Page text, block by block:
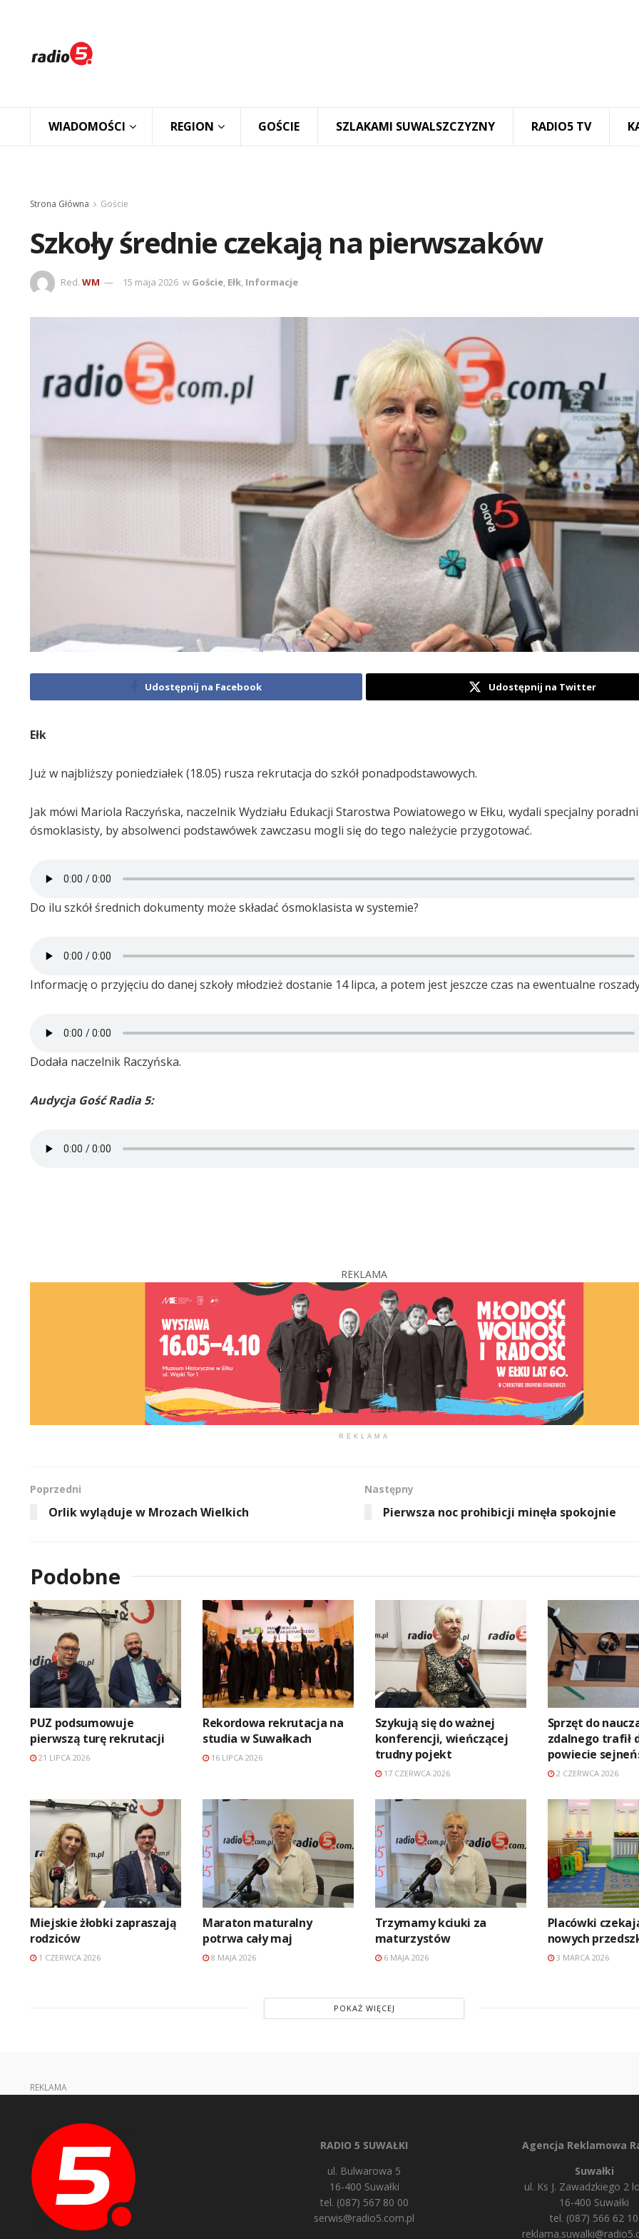
WIADOMOŚCI REGION GOŚCIE SZLAKAMI SUWALSZCZYZNY RADIO5 TV
Strona Główna Goście
Szkoły średnie czekają na pierwszaków
Red. WM 15 maja 2026 w Goście, Ełk, Informacje
Udostępnij na Facebook Udostępnij na Twitter
Ełk
Już w najbliższy poniedziałek (18.05) rusza rekrutacja do szkół ponadpodstawowych.
Jak mówi Mariola Raczyńska, naczelnik Wydziału Edukacji Starostwa Powiatowego w Ełku, wydali specjalny
ósmoklasisty, by absolwenci podstawówek zawczasu mogli się do tego należycie przygotować.
Do ilu szkół średnich dokumenty może składać ósmoklasista w systemie?
Informację o przyjęciu do danej szkoły młodzież dostanie 14 lipca, a potem jest jeszcze czas na ewentualne
Dodała naczelnik Raczyńska.
Audycja Gość Radia 5:
REKLAMA
REKLAMA
Poprzedni
Orlik wyląduje w Mrozach Wielkich
Następny
Pierwsza noc prohibicji minęła spokojnie
Podobne
PUZ podsumowuje
pierwszą turę rekrutacji
21 LIPCA 2026
Rekordowa rekrutacja na
studia w Suwałkach
16 LIPCA 2026
Szykują się do ważnej
konferencji, wieńczącej
trudny pojekt
17 CZERWCA 2026
Sprzęt do
zdalnego trafił
powiecie
2 CZERWCA 2026
Miejskie żłobki zapraszają
rodziców
1 CZERWCA 2026
Maraton maturalny
potrwa cały maj
8 MAJA 2026
Trzymamy kciuki za
maturzystów
6 MAJA 2026
Placówki
nowych
3 MARCA 2026
POKAŻ WIĘCEJ
REKLAMA
RADIO 5 SUWAŁKI
ul. Bulwarowa 5
16-400 Suwałki
tel. (087) 567 80 00
serwis@radio5.com.pl
Agencja Reklamowa
Suwałki
ul. Ks J. Zawadzkiego 2
16-400 Suwałki
tel. (087) 566 62 10